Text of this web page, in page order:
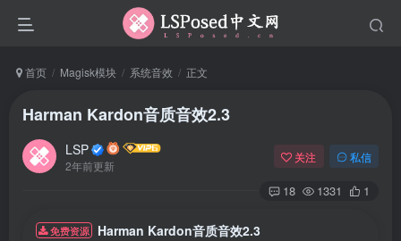
首页 Magisk模块 系统音效 正文
Harman Kardon音质音效2.3
LSP
2年前更新
关注 私信
18 1331 1
免费资源
Harman Kardon音质音效2.3